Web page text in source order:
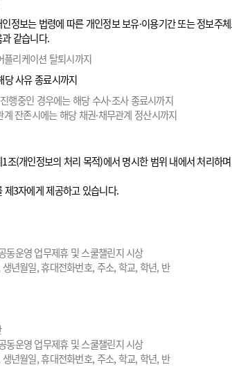
보는 법령에 따른 개인정보 보유·이용기간 또는 정보주
같습니다.
플리케이션 탈퇴시까지
당 사유 종료시까지
행중인 경우에는 해당 수사·조사 종료시까지
잔존시에는 해당 채권·채무관계 정산시까지
(개인정보의 처리 목적)에서 명시한 범위 내에서 처리하
3자에게 제공하고 있습니다.
동운영 업무제휴 및 스쿨챌린지 시상
년월일, 휴대전화번호, 주소, 학교, 학년, 반
동운영 업무제휴 및 스쿨챌린지 시상
년월일, 휴대전화번호, 주소, 학교, 학년, 반